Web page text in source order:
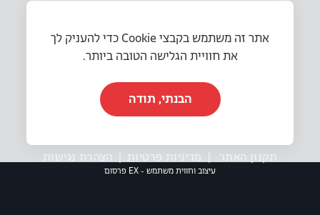
תקנון האתר מדיניות פרטיות הצהרת נגישות
עיצוב וחווית משתמש - EX פרסום
אתר זה משתמש בקבצי Cookie כדי להעניק לך
את חוויית הגלישה הטובה ביותר.
הבנתי, תודה